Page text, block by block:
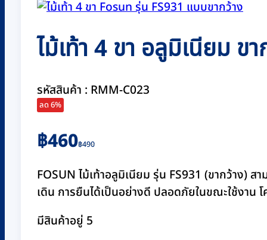
ไม้เท้า 4 ขา อลูมิเนียม ข
รหัสสินค้า : RMM-C023
ลด 6%
฿490
Original
price
was:
฿490.
฿460
Current
price
is:
฿460.
FOSUN ไม้เท้าอลูมิเนียม รุ่น FS931 (ขากว้าง)
เดิน การยืนได้เป็นอย่างดี ปลอดภัยในขณะใช้งาน
มีสินค้าอยู่ 5